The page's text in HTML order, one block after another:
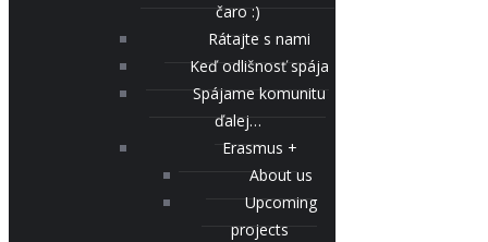
čaro :)
Rátajte s nami
Keď odlišnosť spája
Spájame komunitu
ďalej…
Erasmus +
About us
Upcoming
projects